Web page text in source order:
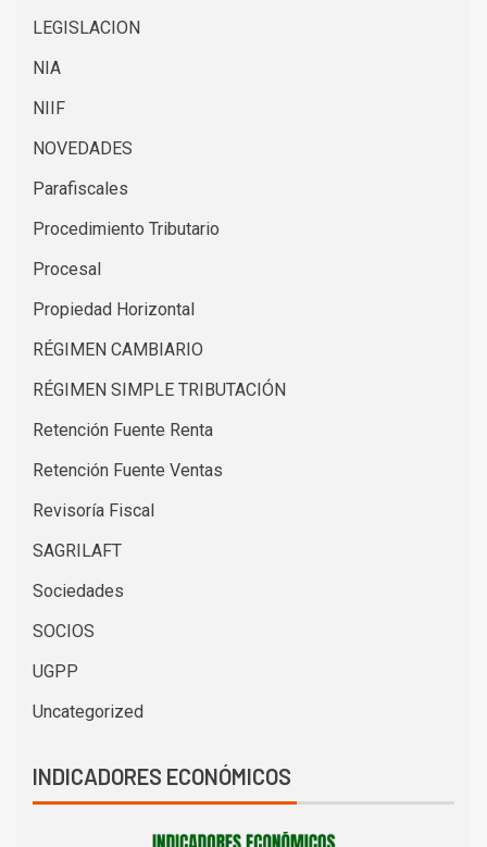
LEGISLACION
NIA
NIIF
NOVEDADES
Parafiscales
Procedimiento Tributario
Procesal
Propiedad Horizontal
RÉGIMEN CAMBIARIO
RÉGIMEN SIMPLE TRIBUTACIÓN
Retención Fuente Renta
Retención Fuente Ventas
Revisoría Fiscal
SAGRILAFT
Sociedades
SOCIOS
UGPP
Uncategorized
INDICADORES ECONÓMICOS